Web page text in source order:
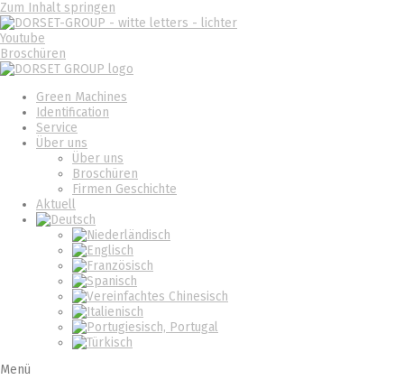
Zum Inhalt springen
Youtube
Broschüren
Green Machines
Identification
Service
Über uns
Über uns
Broschüren
Firmen Geschichte
Aktuell
Menü